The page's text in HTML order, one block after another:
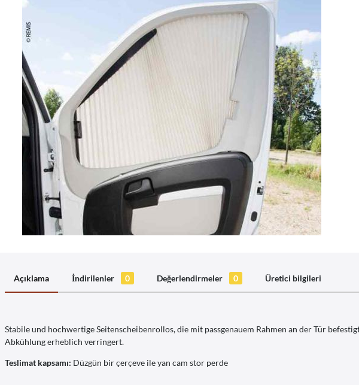
Açıklama İndirilenler 0 Değerlendirmeler 0 Üretici bilgileri
Stabile und hochwertige Seitenscheibenrollos, die mit passgenauem Rahmen an der Tür
Abkühlung erheblich verringert.
Teslimat kapsamı: Düzgün bir çerçeve ile yan cam stor perde